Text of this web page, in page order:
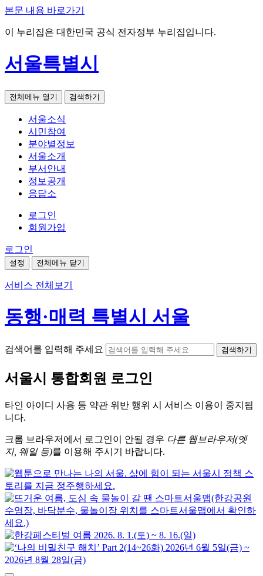
본문 내용 바로가기
이 누리집은 대한민국 공식 전자정부 누리집입니다.
서울특별시
전체메뉴 열기 검색하기
서울소식
시민참여
분야별정보
서울소개
부서안내
정보공개
응답소
로그인
회원가입
로그인
설정 전체메뉴 닫기
서비스 전체보기
동행·매력 특별시 서울
검색어를 입력해 주세요 검색하기
서울시 통합회원 로그인
타인 아이디 사용 등 약관 위반 행위 시 서비스 이용이 중지됩
니다.
크롬 브라우저에서 로그인이 안될 경우 다른 웹브라우저(엣
지, 웨일 등)를 이용해 주시기 바랍니다.